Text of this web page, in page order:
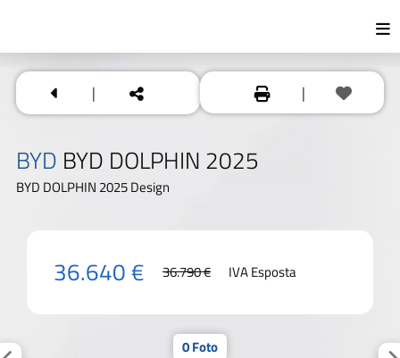
| |
BYD BYD DOLPHIN 2025
BYD DOLPHIN 2025 Design
36.640 € 36.790 € IVA Esposta
0 Foto